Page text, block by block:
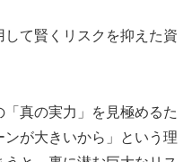
て賢くリスクを抑えた資
真の実力」を見極めるた
が大きいから」という理